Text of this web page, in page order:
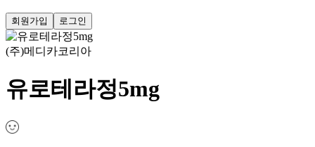
회원가입 로그인
(주)메디카코리아
유로테라정5mg